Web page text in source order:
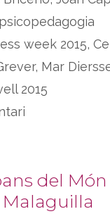
week 2015,
, Mar
2015
del Món